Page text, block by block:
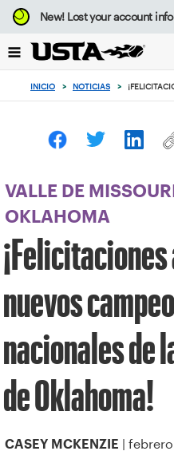
Enfoque
desde
botón
volver
principio
New!Lost your account
INICIO > NOTICIAS >
VALLE DE MISSOURI
OKLAHOMA
¡Felicitaciones
nuevos
nacionales de
de Oklahoma!
CASEY MCKENZIE |